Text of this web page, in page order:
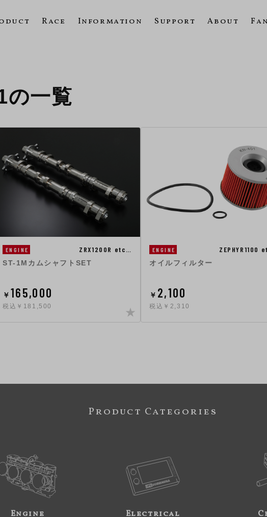
Race Information Support About
の一覧
ENGINE ZRX1200R etc…
ST-1MカムシャフトSET
￥ 165,000
税込￥181,500
ENGINE ZEPHYR1100
オイルフィルター
￥ 2,100
税込￥2,310
Product Categories
Engine Electrical